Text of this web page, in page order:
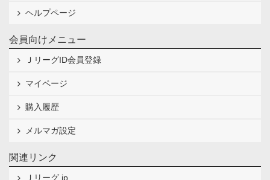
ヘルプページ
会員向けメニュー
ＪリーグID会員登録
マイページ
購入履歴
メルマガ設定
関連リンク
Ｊリーグ.jp